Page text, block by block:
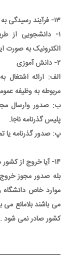
۱۳- فرآیند رسیدگی به درخواست خروج از کشور مشمول چیست؟
۱- دانشجویی از
الکترونیک به صورت
۲- دانش آموزی
الف: ارائه
مربوطه به وظیفه
ب: صدور وارسال
پلیس گذرنامه ناجا.
پ: صدور گذرنامه یا
۱۴- آیا خروج از کشور دانشجویان در سنوات ارفاقی امکان پذیر می باشد؟
بله صدور مجوز
موارد خاص
می باشند بلامانع
کشور صادر نمی شود .